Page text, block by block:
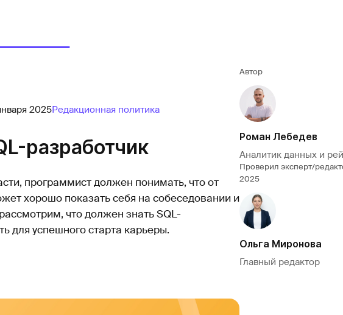
2025Редакционная политика
разработчик
программист должен понимать, что от
хорошо показать себя на собеседовании и
что должен знать SQL-
для успешного старта карьеры.
Автор
Роман Лебедев
Аналитик данных и
Проверил эксперт/
2025
Ольга Миронова
Главный редактор